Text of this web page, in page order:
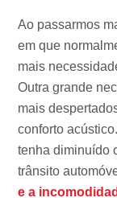
Ao passarmos
em que
mais
Outra grande
mais
conforto
tenha diminuído
trânsito
e a